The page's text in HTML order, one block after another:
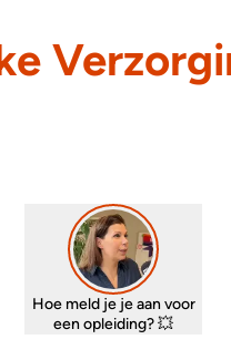
Hoe meld je je aan voor
een opleiding? 💥